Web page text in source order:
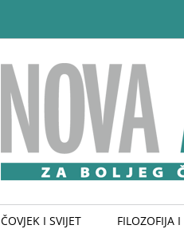
ČOVJEK I SVIJET FILOZOFIJA